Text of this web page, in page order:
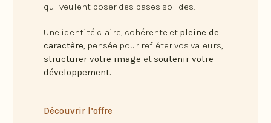
qui veulent poser des bases solides.
Une identité claire, cohérente et pleine de
caractère, pensée pour refléter vos valeurs,
structurer votre image et soutenir votre
développement.
Découvrir l’offre